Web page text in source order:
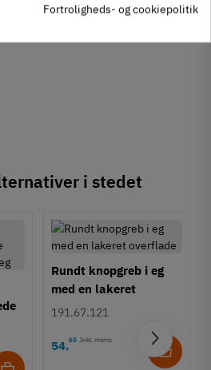
i stedet
Rundt knopgreb i eg
med en lakeret
overflade
191.67.121
54,65 Inkl. moms
Fortroligheds- og cookiepolitik